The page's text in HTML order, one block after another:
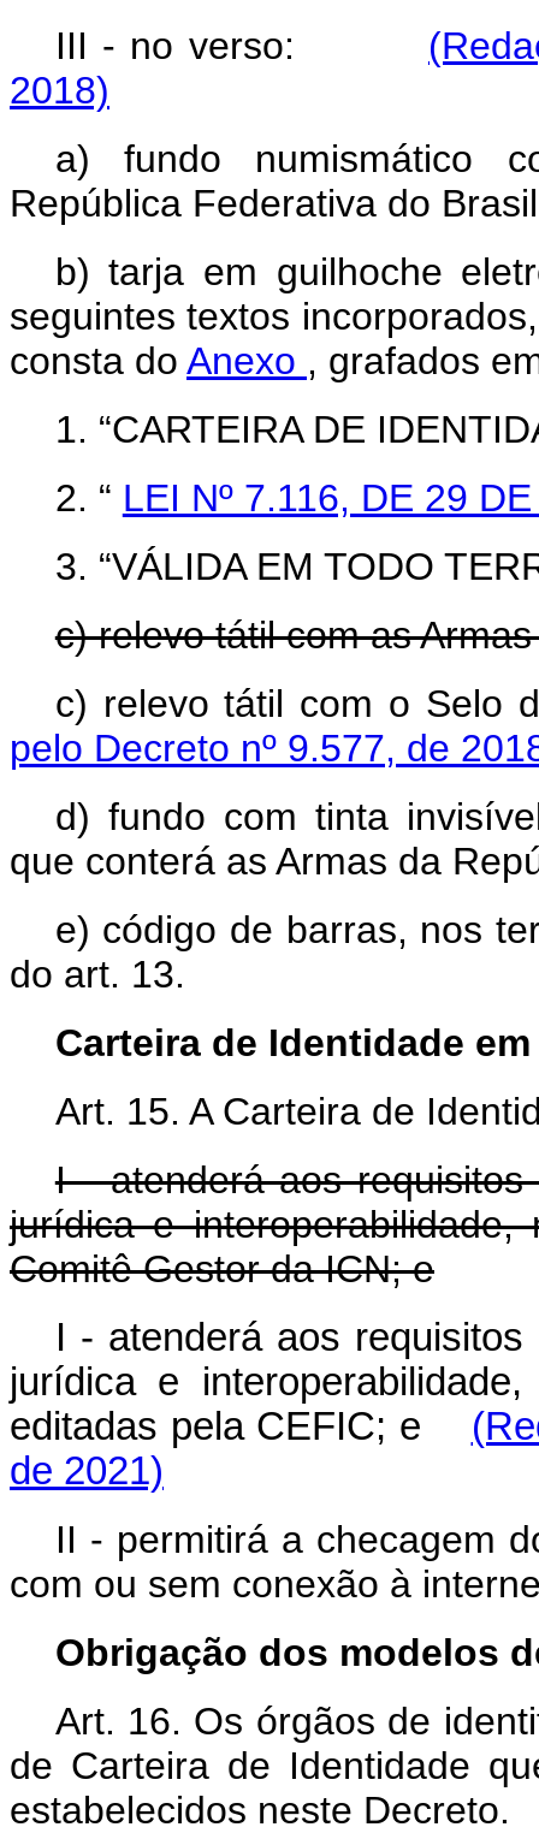
III - no verso:
2018)
a) fundo numismático
República Federativa do
b) tarja em guilhoche
seguintes textos
consta do Anexo , grafados
1. “CARTEIRA DE
2. “ LEI Nº 7.116, DE 29
3. “VÁLIDA EM TODO
c) relevo tátil com as
c) relevo tátil com o
pelo Decreto nº 9.577, de
d) fundo com tinta
que conterá as Armas da
e) código de barras, nos
do art. 13.
Carteira de Identidade
Art. 15. A Carteira de
I - atenderá aos
jurídica e
Comitê Gestor da ICN; e
I - atenderá aos
jurídica e
editadas pela CEFIC; e
de 2021)
II - permitirá a checagem
com ou sem conexão à
Obrigação dos modelos
Art. 16. Os órgãos de
de Carteira de Identidade
estabelecidos neste Decreto.